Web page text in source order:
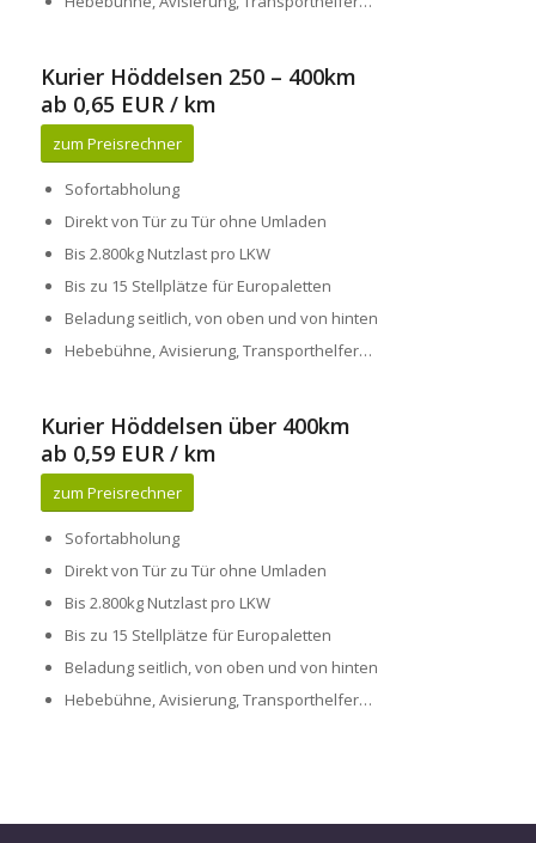
Kurier Höddelsen 250 – 400km
ab 0,65 EUR / km
zum Preisrechner
Sofortabholung
Direkt von Tür zu Tür ohne Umladen
Bis 2.800kg Nutzlast pro LKW
Bis zu 15 Stellplätze für Europaletten
Beladung seitlich, von oben und von hinten
Hebebühne, Avisierung, Transporthelfer…
Kurier Höddelsen über 400km
ab 0,59 EUR / km
zum Preisrechner
Sofortabholung
Direkt von Tür zu Tür ohne Umladen
Bis 2.800kg Nutzlast pro LKW
Bis zu 15 Stellplätze für Europaletten
Beladung seitlich, von oben und von hinten
Hebebühne, Avisierung, Transporthelfer…